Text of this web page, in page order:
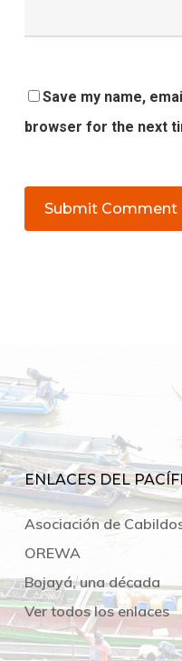
Save my name,
browser for the next
ENLACES DEL
Asociación de
OREWA
Bojayá, una década
Ver todos los enlaces